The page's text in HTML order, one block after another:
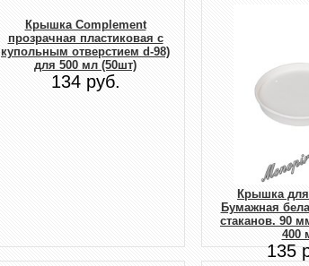
Крышка Complement
прозрачная пластиковая с
купольным отверстием d-98)
для 500 мл (50шт)
134 руб.
Крышка для
Бумажная
стаканов. 90
400
135